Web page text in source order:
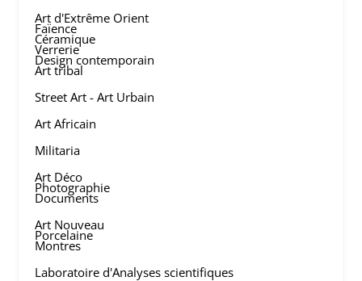
Art d'Extrême Orient
Faïence
Céramique
Verrerie
Design contemporain
Art tribal
Street Art - Art Urbain
Art Africain
Militaria
Art Déco
Photographie
Documents
Art Nouveau
Porcelaine
Montres
Laboratoire d'Analyses scientifiques